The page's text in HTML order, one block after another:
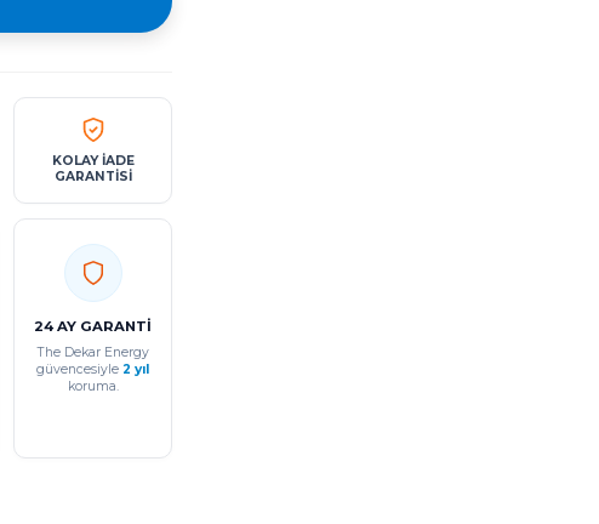
KOLAY İADE
GARANTİSİ
24 AY GARANTİ
The Dekar Energy
güvencesiyle2 yıl
koruma.